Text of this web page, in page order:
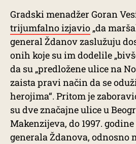
Gradski menadžer Goran
trijumfalno izjavio „da
general Ždanov zaslužuju
onih koje su im dodelile
da su „predložene ulice na
zaista pravi način da se
herojima“. Pritom je
su dve značajne ulice u
Makenzijeva, do 1997.
generala Ždanova, odnosno